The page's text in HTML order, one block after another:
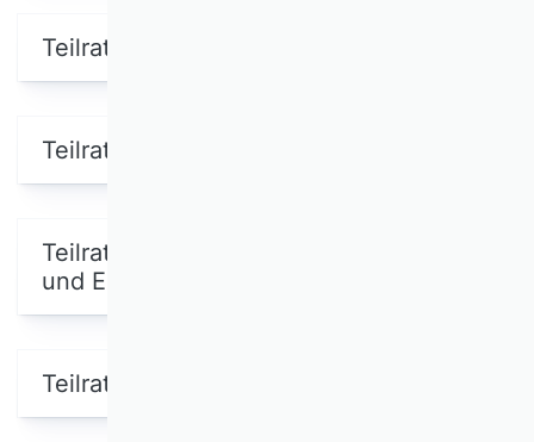
Teilrating Rechnungswesen
Teilrating Strategisches Management
Teilrating Technologie, Innovation
und Entrepreneurship
Teilrating Wirtschaftsinformatik